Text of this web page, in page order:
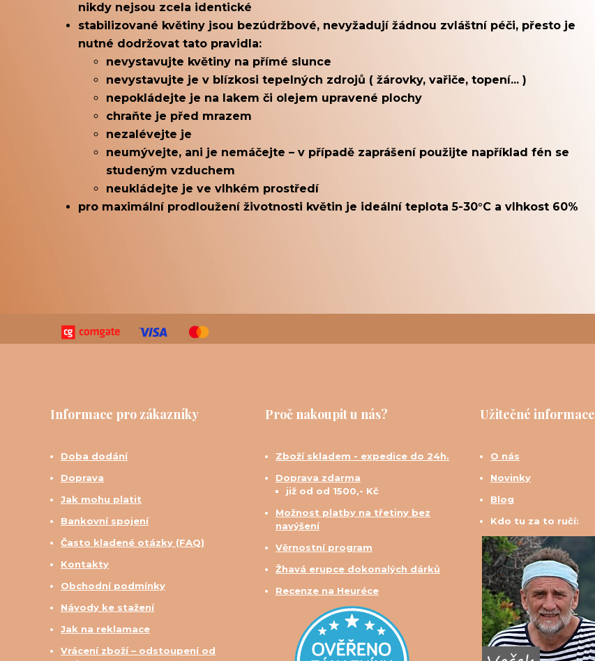
nikdy nejsou zcela identické
stabilizované květiny jsou bezúdržbové, nevyžadují žádnou zvláštní péči, přesto je
nutné dodržovat tato pravidla:
nevystavujte květiny na přímé slunce
nevystavujte je v blízkosi tepelných zdrojů ( žárovky, vařiče, topení... )
nepokládejte je na lakem či olejem upravené plochy
chraňte je před mrazem
nezalévejte je
neumývejte, ani je nemáčejte – v případě zaprášení použijte například fén se
studeným vzduchem
neukládejte je ve vlhkém prostředí
pro maximální prodloužení životnosti květin je ideální teplota 5-30°C a vlhkost 60%
Informace pro zákazníky
Doba dodání
Doprava
Jak mohu platit
Bankovní spojení
Často kladené otázky (FAQ)
Kontakty
Obchodní podmínky
Návody ke stažení
Jak na reklamace
Vrácení zboží – odstoupení od
Proč nakoupit u nás?
Zboží skladem - expedice do 24h.
Doprava zdarma
již od od 1500,- Kč
Možnost platby na třetiny bez
navýšení
Věrnostní program
Žhavá erupce dokonalých dárků
Recenze na Heuréce
Užitečné informace
O nás
Novinky
Blog
Kdo tu za to ručí: